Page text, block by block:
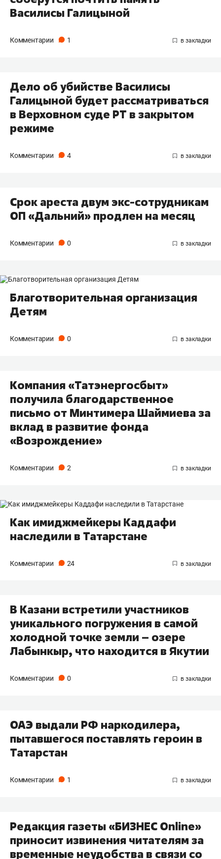
Василисы Галицыной
Комментарии 1
Дело об убийстве Василисы
Галицыной будет рассматриваться
в Верховном суде РТ в закрытом
режиме
Комментарии 4
Срок ареста двум экс-сотрудникам
ОП «Дальний» продлен на месяц
Комментарии 0
Благотворительная организация
Детям
Комментарии 0
Компания «Татэнергосбыт»
получила благодарственное
письмо от Минтимера Шаймиева за
вклад в развитие фонда
«Возрождение»
Комментарии 2
Как имиджмейкеры Каддафи
наследили в Татарстане
Комментарии 24
В Казани встретили участников
уникального погружения в самой
холодной точке земли – озере
Лабынкыр, что находится в Якутии
Комментарии 0
ОАЭ выдали РФ наркодилера,
пытавшегося поставлять героин в
Татарстан
Комментарии 1
Редакция газеты «БИЗНЕС Online»
приносит извинения читателям за
временные неудобства в связи со